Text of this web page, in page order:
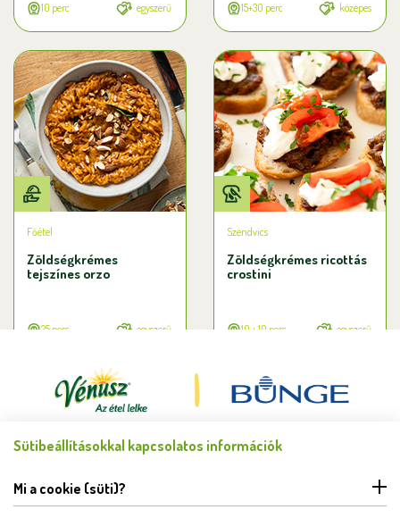
Sütibeállításokkal kapcsolatos információk
Mi a cookie (süti)?
10 perc egyszerű 15+30 perc közepes
Főétel
Zöldségkrémes
tejszínes orzo
25 perc egyszerű
Szendvics
Zöldségkrémes ricottás
crostini
10 + 10 perc egyszerű
Minden jog fenntartva © Bunge Zrt. 2026.
ADATKEZELÉSI TÁJÉKOZTATÓ